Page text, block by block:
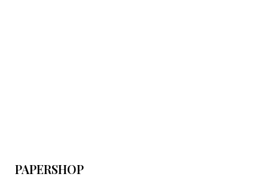
PAPERSHOP